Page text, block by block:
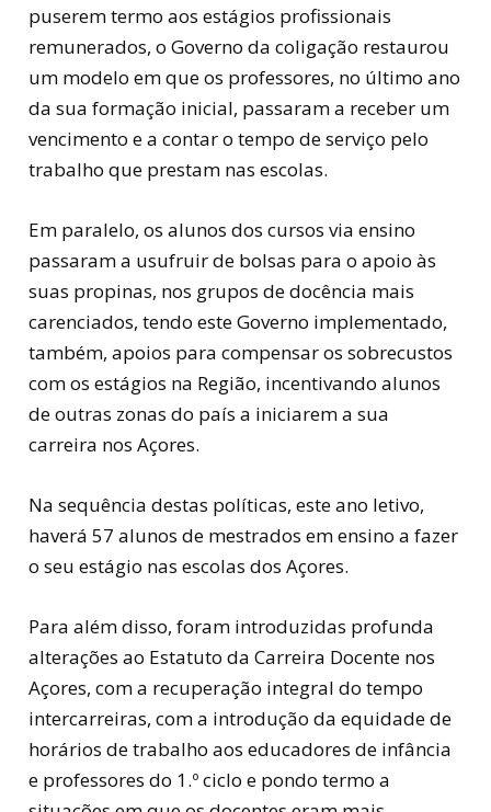
puserem termo aos estágios profissionais
remunerados, o Governo da coligação restaurou
um modelo em que os professores, no último ano
da sua formação inicial, passaram a receber um
vencimento e a contar o tempo de serviço pelo
trabalho que prestam nas escolas.
Em paralelo, os alunos dos cursos via ensino
passaram a usufruir de bolsas para o apoio às
suas propinas, nos grupos de docência mais
carenciados, tendo este Governo implementado,
também, apoios para compensar os sobrecustos
com os estágios na Região, incentivando alunos
de outras zonas do país a iniciarem a sua
carreira nos Açores.
Na sequência destas políticas, este ano letivo,
haverá 57 alunos de mestrados em ensino a fazer
o seu estágio nas escolas dos Açores.
Para além disso, foram introduzidas profunda
alterações ao Estatuto da Carreira Docente nos
Açores, com a recuperação integral do tempo
intercarreiras, com a introdução da equidade de
horários de trabalho aos educadores de infância
e professores do 1.º ciclo e pondo termo a